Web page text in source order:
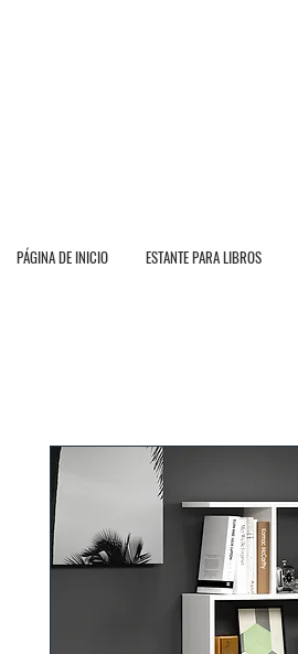
PÁGINA DE INICIO ESTANTE PARA LIBROS